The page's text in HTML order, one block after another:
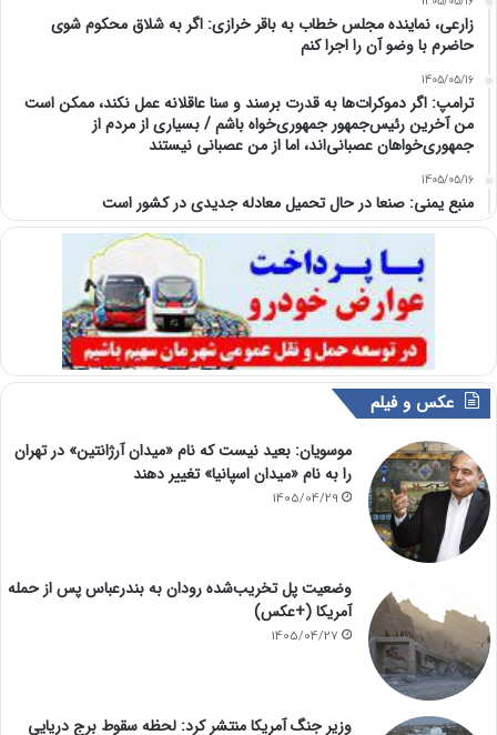
زارعی، نماینده مجلس خطاب به باقر خرازی: اگر به شلاق محکوم شوی
حاضرم با وضو آن را اجرا کنم
1405/05/16
ترامپ: اگر دموکرات‌ها به قدرت برسند و سنا عاقلانه عمل نکند، ممکن است
من آخرین رئیس‌جمهور جمهوری‌خواه باشم / بسیاری از مردم از
جمهوری‌خواهان عصبانی‌اند، اما از من عصبانی نیستند
1405/05/16
منبع یمنی: صنعا در حال تحمیل معادله جدیدی در کشور است
عکس و فیلم
موسویان: بعید نیست که نام «میدان آرژانتین» در تهران
را به نام «میدان اسپانیا» تغییر دهند
1405/04/29
وضعیت پل تخریب‌شده رودان به بندرعباس پس از حمله
آمریکا (+عکس)
1405/04/27
وزیر جنگ آمریکا منتشر کرد: لحظه سقوط برج دریایی